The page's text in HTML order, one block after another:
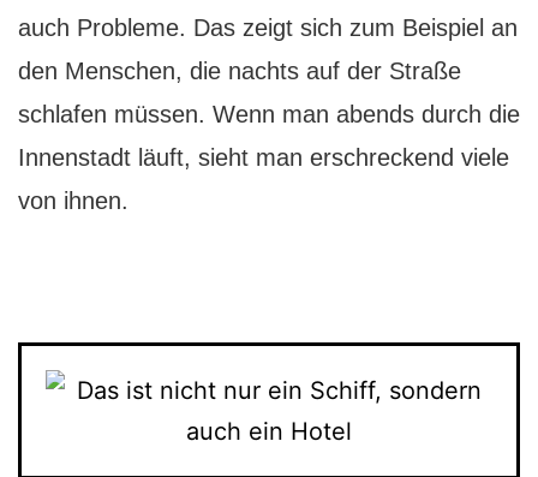
auch Probleme. Das zeigt sich zum Beispiel an
den Menschen, die nachts auf der Straße
schlafen müssen. Wenn man abends durch die
Innenstadt läuft, sieht man erschreckend viele
von ihnen.